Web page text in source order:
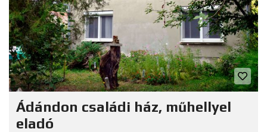
Ádándon családi ház, műhellyel
eladó